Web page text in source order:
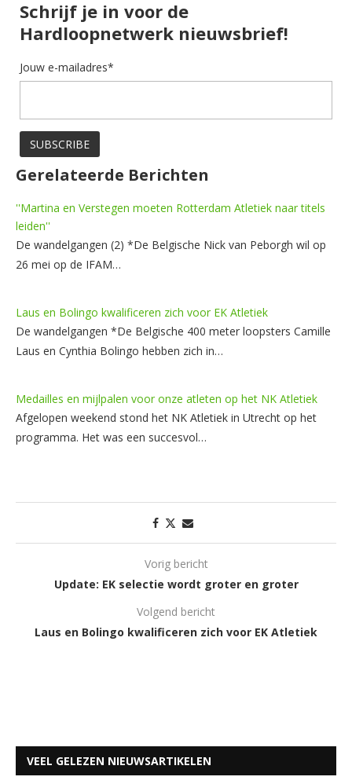
Schrijf je in voor de
Hardloopnetwerk nieuwsbrief!
Jouw e-mailadres*
Gerelateerde Berichten
''Martina en Verstegen moeten Rotterdam Atletiek naar titels
leiden''
De wandelgangen (2) *De Belgische Nick van Peborgh wil op
26 mei op de IFAM…
Laus en Bolingo kwalificeren zich voor EK Atletiek
De wandelgangen *De Belgische 400 meter loopsters Camille
Laus en Cynthia Bolingo hebben zich in…
Medailles en mijlpalen voor onze atleten op het NK Atletiek
Afgelopen weekend stond het NK Atletiek in Utrecht op het
programma. Het was een succesvol…
Vorig bericht
Update: EK selectie wordt groter en groter
Volgend bericht
Laus en Bolingo kwalificeren zich voor EK Atletiek
VEEL GELEZEN NIEUWSARTIKELEN